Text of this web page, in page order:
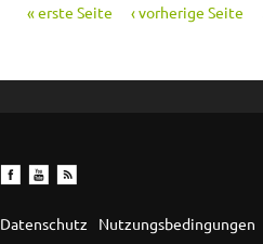
« erste Seite ‹ vorherige Seite
Datenschutz Nutzungsbedingungen